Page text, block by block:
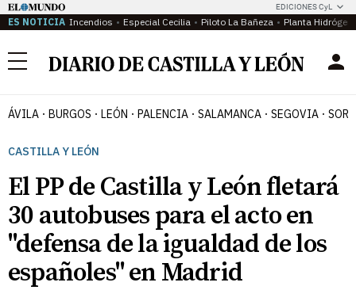
EDICIONES CyL
ES NOTICIA Incendios Especial Cecilia Piloto La Bañeza Planta
Menú
ÁVILA BURGOS LEÓN PALENCIA SALAMANCA SEGOVIA
CASTILLA Y LEÓN
El PP de Castilla y León fletará
30 autobuses para el acto en
"defensa de la igualdad de los
españoles" en Madrid